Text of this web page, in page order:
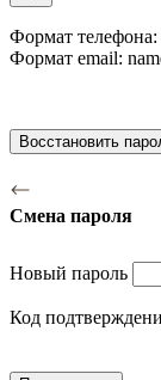
Формат
Формат email:
Восстановить
Смена пароля
Новый пароль
Код